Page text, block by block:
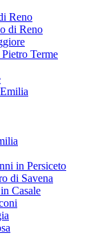
Reno
di Reno
Terme
in Persiceto
di Savena
Casale